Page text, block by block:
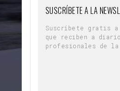
SUSCRÍBETE A LA
Suscríbete gratis
que reciben a diario
profesionales de